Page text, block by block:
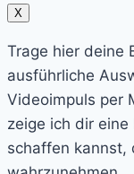
X
Trage hier deine
ausführliche
Videoimpuls per
zeige ich dir
schaffen kannst,